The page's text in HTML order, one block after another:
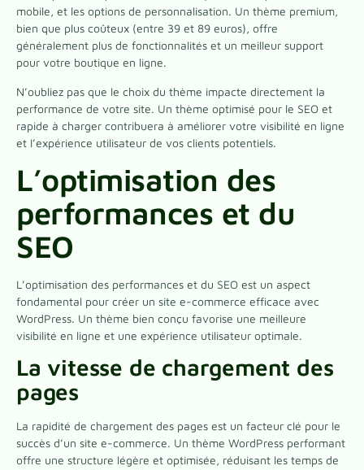
mobile, et les options de personnalisation. Un thème premium,
bien que plus coûteux (entre 39 et 89 euros), offre
généralement plus de fonctionnalités et un meilleur support
pour votre boutique en ligne.
N’oubliez pas que le choix du thème impacte directement la
performance de votre site. Un thème optimisé pour le SEO et
rapide à charger contribuera à améliorer votre visibilité en ligne
et l’expérience utilisateur de vos clients potentiels.
L’optimisation des
performances et du
SEO
L’optimisation des performances et du SEO est un aspect
fondamental pour créer un site e-commerce efficace avec
WordPress. Un thème bien conçu favorise une meilleure
visibilité en ligne et une expérience utilisateur optimale.
La vitesse de chargement des
pages
La rapidité de chargement des pages est un facteur clé pour le
succès d’un site e-commerce. Un thème WordPress performant
offre une structure légère et optimisée, réduisant les temps de